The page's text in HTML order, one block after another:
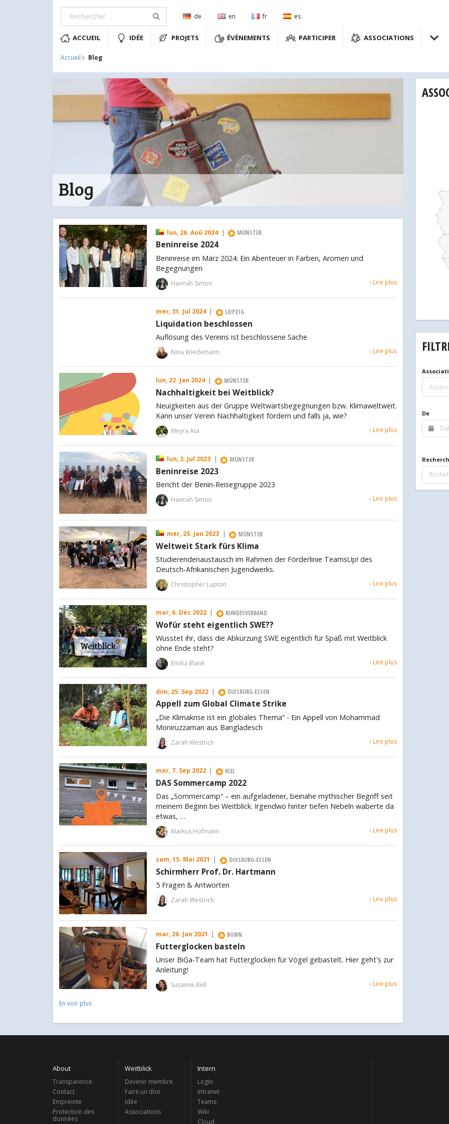
de en fr es
ACCUEIL IDÉE PROJETS ÉVÈNEMENTS PARTICIPER ASSOCIATIONS
Accueil Blog
Blog
lun, 26. Aoû 2024 | MÜNSTER
Beninreise 2024
Beninreise im März 2024: Ein Abenteuer in Farben, Aromen und
Begegnungen
Hannah Simon › Lire plus
Blog
mer, 31. Jul 2024 | LEIPZIG
Liquidation beschlossen
Auflösung des Vereins ist beschlossene Sache
Nina Wiedemann › Lire plus
lun, 22. Jan 2024 | MÜNSTER
Nachhaltigkeit bei Weitblick?
Neuigkeiten aus der Gruppe Weltwärtsbegegnungen bzw. Klimaweltweit.
Kann unser Verein Nachhaltigkeit fördern und falls ja, wie?
Meyra Ata › Lire plus
lun, 3. Jul 2023 | MÜNSTER
Beninreise 2023
Bericht der Benin-Reisegruppe 2023
Hannah Simon › Lire plus
mer, 25. Jan 2023 | MÜNSTER
Weltweit Stark fürs Klima
Studierendenaustausch im Rahmen der Förderlinie TeamsUp! des
Deutsch-Afrikanischen Jugendwerks.
Christopher Lupton › Lire plus
mar, 6. Déc 2022 | BUNDESVERBAND
Wofür steht eigentlich SWE??
Wusstet ihr, dass die Abkürzung SWE eigentlich für Spaß mit Weitblick
ohne Ende steht?
Emilia Blank › Lire plus
dim, 25. Sep 2022 | DUISBURG-ESSEN
Appell zum Global Climate Strike
„Die Klimakrise ist ein globales Thema“ - Ein Appell von Mohammad
Moniruzzaman aus Bangladesch
Zarah Westrich › Lire plus
mer, 7. Sep 2022 | KIEL
DAS Sommercamp 2022
Das „Sommercamp“ – ein aufgeladener, beinahe mythischer Begriff seit
meinem Beginn bei Weitblick. Irgendwo hinter tiefen Nebeln waberte da
etwas, …
Markus Hofmann › Lire plus
sam, 15. Mai 2021 | DUISBURG-ESSEN
Schirmherr Prof. Dr. Hartmann
5 Fragen & Antworten
Zarah Westrich › Lire plus
mar, 26. Jan 2021 | BONN
Futterglocken basteln
Unser BiGa-Team hat Futterglocken für Vögel gebastelt. Hier geht's zur
Anleitung!
Susanne Bell › Lire plus
En voir plus
De
About
Transparence
Contact
Empreinte
Protection des
données
Weitblick
Devenir membre
Faire un don
Idée
Associations
Intern
Login
Intranet
Teams
Wiki
Cloud